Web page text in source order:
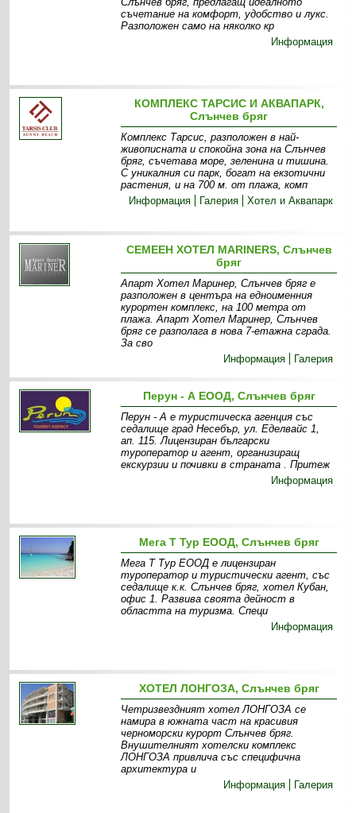
съчетание на комфорт, удобство и лукс.
Разположен само на няколко кр
Информация
КОМПЛЕКС ТАРСИС И АКВАПАРК,
Слънчев бряг
Комплекс Тарсис, разположен в най-
живописната и спокойна зона на Слънчев
бряг, съчетава море, зеленина и тишина.
С уникалния си парк, богат на екзотични
растения, и на 700 м. от плажа, комп
Информация
Галерия Хотел и Аквапарк
СЕМЕЕН ХОТЕЛ MARINERS, Слънчев
бряг
Апарт Хотел Маринер, Слънчев бряг е
разположен в центъра на едноименния
курортен комплекс, на 100 метра от
плажа. Апарт Хотел Маринер, Слънчев
бряг се разполага в нова 7-етажна сграда.
За сво
Информация
Галерия
Перун - А ЕООД, Слънчев бряг
Перун - А е туристическа агенция със
седалище град Несебър, ул. Еделвайс 1,
ап. 115. Лицензиран български
туроператор и агент, организиращ
екскурзии и почивки в страната . Притеж
Информация
Мега Т Тур ЕООД, Слънчев бряг
Мега Т Тур ЕООД е лицензиран
туроператор и туристически агент, със
седалище к.к. Слънчев бряг, хотел Кубан,
офис 1. Развива своята дейност в
областта на туризма. Специ
Информация
ХОТЕЛ ЛОНГОЗА, Слънчев бряг
Четризвездният хотел ЛОНГОЗА се
намира в южната част на красивия
черноморски курорт Слънчев бряг.
Внушителният хотелски комплекс
ЛОНГОЗА привлича със специфична
архитектура и
Информация
Галерия